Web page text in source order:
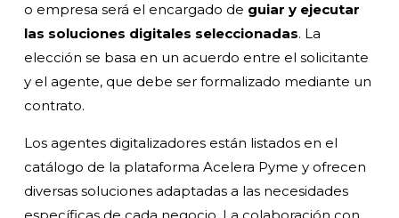
o empresa será el encargado de guiar y ejecutar
las soluciones digitales seleccionadas. La
elección se basa en un acuerdo entre el solicitante
y el agente, que debe ser formalizado mediante un
contrato.
Los agentes digitalizadores están listados en el
catálogo de la plataforma Acelera Pyme y ofrecen
diversas soluciones adaptadas a las necesidades